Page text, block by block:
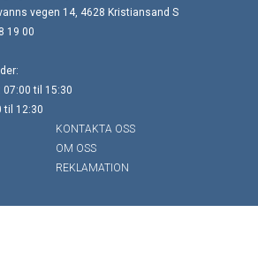
vegen 14, 4628 Kristiansand S
19 00
07:00 til 15:30
til 12:30
KONTAKTA OSS
OM OSS
REKLAMATION